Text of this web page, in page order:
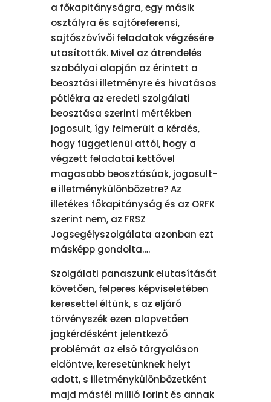
a főkapitányságra, egy másik
osztályra és sajtóreferensi,
sajtószóvívői feladatok végzésére
utasították. Mivel az átrendelés
szabályai alapján az érintett a
beosztási illetményre és hivatásos
pótlékra az eredeti szolgálati
beosztása szerinti mértékben
jogosult, így felmerült a kérdés,
hogy függetlenül attól, hogy a
végzett feladatai kettővel
magasabb beosztásúak, jogosult-
e illetménykülönbözetre? Az
illetékes főkapitányság és az ORFK
szerint nem, az FRSZ
Jogsegélyszolgálata azonban ezt
másképp gondolta….
Szolgálati panaszunk elutasítását
követően, felperes képviseletében
keresettel éltünk, s az eljáró
törvényszék ezen alapvetően
jogkérdésként jelentkező
problémát az első tárgyaláson
eldöntve, keresetünknek helyt
adott, s illetménykülönbözetként
majd másfél millió forint és annak